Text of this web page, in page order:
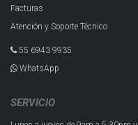
Facturas
Atención y Soporte Técnico
55 6943 993​5
WhatsApp
SERVICIO